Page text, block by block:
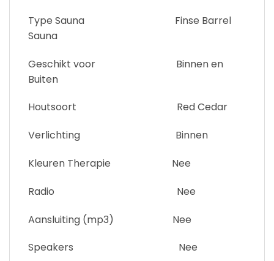
Type Sauna Finse Barrel
Sauna
Geschikt voor Binnen en
Buiten
Houtsoort Red Cedar
Verlichting Binnen
Kleuren Therapie Nee
Radio Nee
Aansluiting (mp3) Nee
Speakers Nee